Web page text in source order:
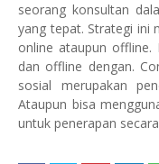
seorang konsultan
yang tepat. Strategi ini
online ataupun offline.
dan offline dengan.
sosial merupakan
Ataupun bisa
untuk penerapan